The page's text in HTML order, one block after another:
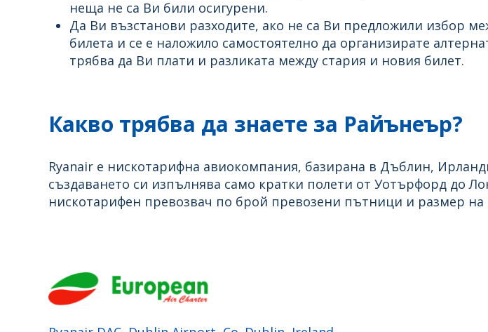
неща не са Ви били осигурени.
Да Ви възстанови разходите, ако не са Ви предложили избор
билета и се е наложило самостоятелно да организирате
трябва да Ви плати и разликата между стария и новия билет.
Какво трябва да знаете за Райънеър?
Ryanair е нискотарифна авиокомпания, базирана в Дъблин,
създаването си изпълнява само кратки полети от Уотърфорд до
нискотарифен превозвач по брой превозени пътници и размер на